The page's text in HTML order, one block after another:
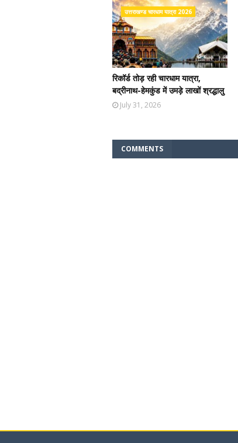
उत्तराखण्ड चारधाम यात्रा 2026
रिकॉर्ड तोड़ रही चारधाम यात्रा,
बद्रीनाथ-हेमकुंड में उमड़े लाखों श्रद्धालु
July 31, 2026
COMMENTS